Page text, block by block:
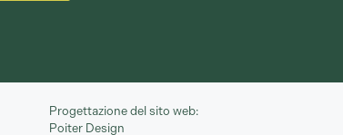
Progettazione del sito web:
Poiter Design